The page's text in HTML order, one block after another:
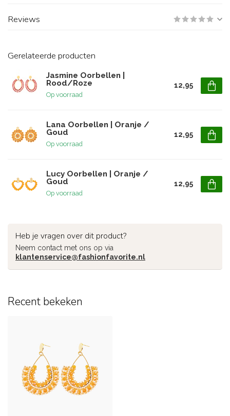
Reviews
Gerelateerde producten
Jasmine Oorbellen |
Rood/Roze
Op voorraad
12,95
Lana Oorbellen | Oranje /
Goud
Op voorraad
12,95
Lucy Oorbellen | Oranje /
Goud
Op voorraad
12,95
Heb je vragen over dit product?
Neem contact met ons op via
klantenservice@fashionfavorite.nl
Recent bekeken